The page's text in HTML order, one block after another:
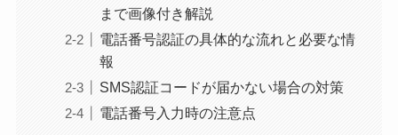
まで画像付き解説
電話番号認証の具体的な流れと必要な情
報
SMS認証コードが届かない場合の対策
電話番号入力時の注意点